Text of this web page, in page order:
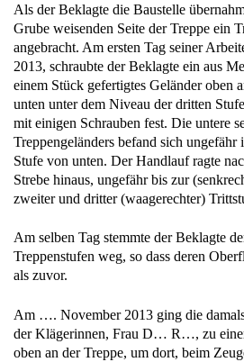
Als der Beklagte die Baustelle
Grube weisenden Seite der Treppe ein
angebracht. Am ersten Tag seiner
2013, schraubte der Beklagte ein aus
einem Stück gefertigtes Geländer oben
unten unter dem Niveau der dritten
mit einigen Schrauben fest. Die untere
Treppengeländers befand sich
Stufe von unten. Der Handlauf ragte
Strebe hinaus, ungefähr bis zur
zweiter und dritter (waagerechter)
Am selben Tag stemmte der Beklagte
Treppenstufen weg, so dass deren
als zuvor.
Am …. November 2013 ging die
der Klägerinnen, Frau D… R…, zu
oben an der Treppe, um dort, beim